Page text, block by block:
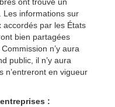
Les informations sur
accordés par les États
bien partagées
n’y aura
public, il n’y aura
n’entreront en vigueur
: